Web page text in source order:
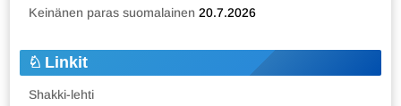
Keinänen paras suomalainen 20.7.2026
Linkit
Shakki-lehti